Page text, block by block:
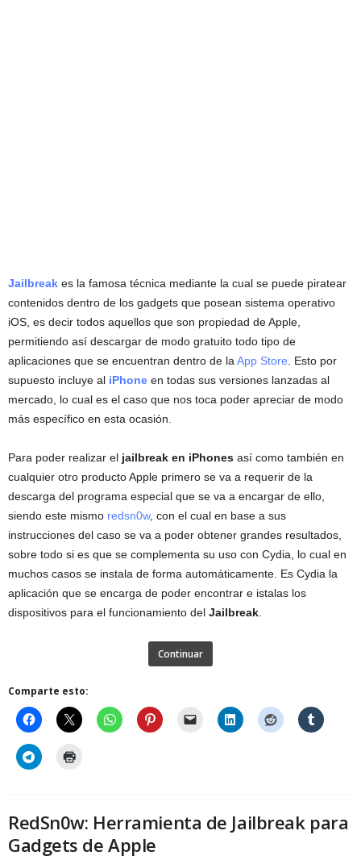
Jailbreak es la famosa técnica mediante la cual se puede piratear
contenidos dentro de los gadgets que posean sistema operativo
iOS, es decir todos aquellos que son propiedad de Apple,
permitiendo así descargar de modo gratuito todo tipo de
aplicaciones que se encuentran dentro de la App Store . Esto por
supuesto incluye al iPhone en todas sus versiones lanzadas al
mercado, lo cual es el caso que nos toca poder apreciar de modo
más específico en esta ocasión.
Para poder realizar el jailbreak en iPhones así como también en
cualquier otro producto Apple primero se va a requerir de la
descarga del programa especial que se va a encargar de ello,
siendo este mismo redsn0w, con el cual en base a sus
instrucciones del caso se va a poder obtener grandes resultados,
sobre todo si es que se complementa su uso con Cydia, lo cual en
muchos casos se instala de forma automáticamente. Es Cydia la
aplicación que se encarga de poder encontrar e istalas los
dispositivos para el funcionamiento del Jailbreak
Continuar
Comparte esto:
RedSn0w: Herramienta de Jailbreak para
Gadgets de Apple